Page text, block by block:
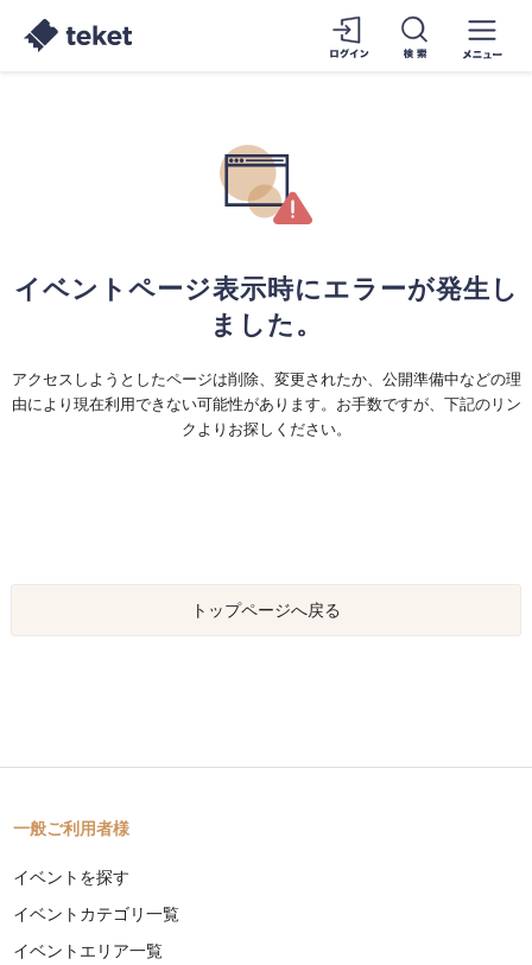
イベントページ表示時にエラーが発生し
ました。
アクセスしようとしたページは削除、変更されたか、公開準備中などの理
由により現在利用できない可能性があります。お手数ですが、下記のリン
クよりお探しください。
トップページへ戻る
一般ご利用者様
イベントを探す
イベントカテゴリ一覧
イベントエリア一覧